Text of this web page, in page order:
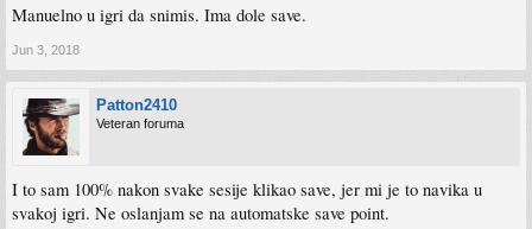
Manuelno u igri da snimis. Ima dole save.
Jun 3, 2018
Patton2410
Veteran foruma
I to sam 100% nakon svake sesije klikao save, jer mi je to navika u
svakoj igri. Ne oslanjam se na automatske save point.